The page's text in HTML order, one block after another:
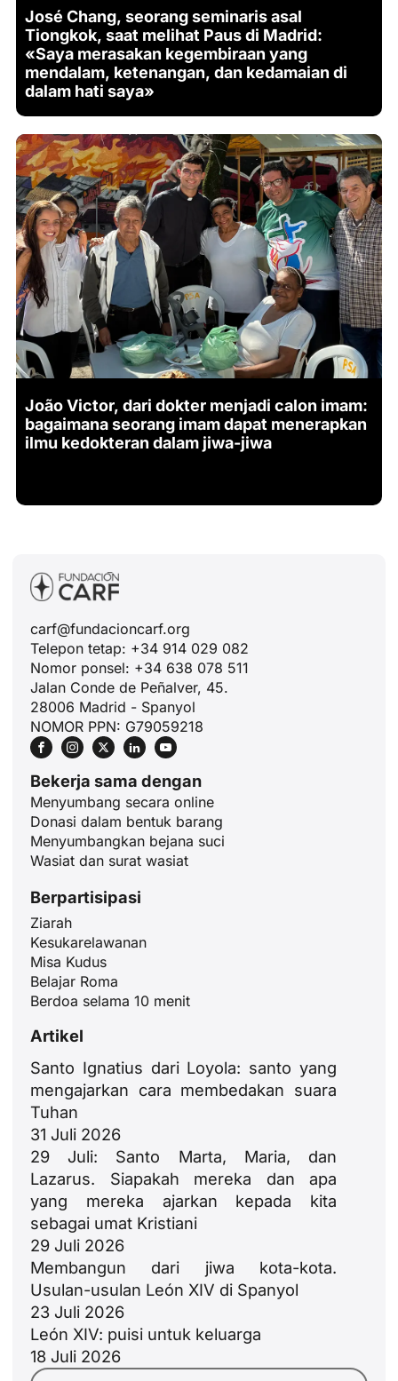
José Chang, seorang seminaris asal
Tiongkok, saat melihat Paus di Madrid:
«Saya merasakan kegembiraan yang
mendalam, ketenangan, dan kedamaian di
dalam hati saya»
João Victor, dari dokter menjadi calon imam:
bagaimana seorang imam dapat menerapkan
ilmu kedokteran dalam jiwa-jiwa
carf@fundacioncarf.org
Telepon tetap: +34 914 029 082
Nomor ponsel: +34 638 078 511
Jalan Conde de Peñalver, 45.
28006 Madrid - Spanyol
NOMOR PPN: G79059218
Bekerja sama dengan
Menyumbang secara online
Donasi dalam bentuk barang
Menyumbangkan bejana suci
Wasiat dan surat wasiat
Berpartisipasi
Ziarah
Kesukarelawanan
Misa Kudus
Belajar Roma
Berdoa selama 10 menit
Artikel
Santo Ignatius dari Loyola: santo yang
mengajarkan cara membedakan suara
Tuhan
31 Juli 2026
29 Juli: Santo Marta, Maria, dan
Lazarus. Siapakah mereka dan apa
yang mereka ajarkan kepada kita
sebagai umat Kristiani
29 Juli 2026
Membangun dari jiwa kota-kota.
Usulan-usulan León XIV di Spanyol
23 Juli 2026
León XIV: puisi untuk keluarga
18 Juli 2026
PL